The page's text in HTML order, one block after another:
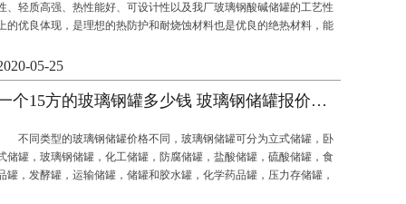
、轻质高强、热性能好、可设计性以及我厂玻璃钢酸碱储罐的工艺性
的优良体现，是理想的热防护和耐烧蚀材料也是优良的绝热材料，能
种结构产品，可以根据客户所需充分选择材料来满足产品的性能。
05-25
一个15方的玻璃钢罐多少钱 玻璃钢储罐报价价格因素
不同类型的玻璃钢储罐价格不同，玻璃钢储罐可分为立式储罐，卧
储罐，玻璃钢储罐，化工储罐，防腐储罐，盐酸储罐，硫酸储罐，食
罐，发酵罐，运输储罐，储罐和胶水罐，化学药品罐，压力存储罐，